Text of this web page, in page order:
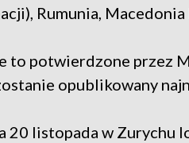
Rumunia,
to potwierdzone przez
opublikowany
20 listopada w Zurychu